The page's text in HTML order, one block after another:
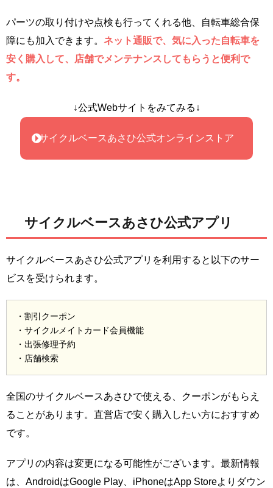
パーツの取り付けや点検も行ってくれる他、自転車総合保
障にも加入できます。 ネット通販で、気に入った自転車を
安く購入して、店舗でメンテナンスしてもらうと便利で
す。
↓公式Webサイトをみてみる↓
サイクルベースあさひ公式オンラインストア
サイクルベースあさひ公式アプリ
サイクルベースあさひ公式アプリを利用すると以下のサー
ビスを受けられます。
・割引クーポン
・サイクルメイトカード会員機能
・出張修理予約
・店舗検索
全国のサイクルベースあさひで使える、クーポンがもらえ
ることがあります。直営店で安く購入したい方におすすめ
です。
アプリの内容は変更になる可能性がございます。最新情報
は、AndroidはGoogle Play、iPhoneはApp Storeよりダウン